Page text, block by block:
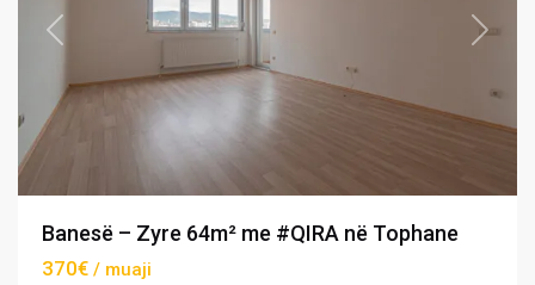
Previous Next
Banesë – Zyre 64m² me #QIRA në Tophane
370€ / muaji